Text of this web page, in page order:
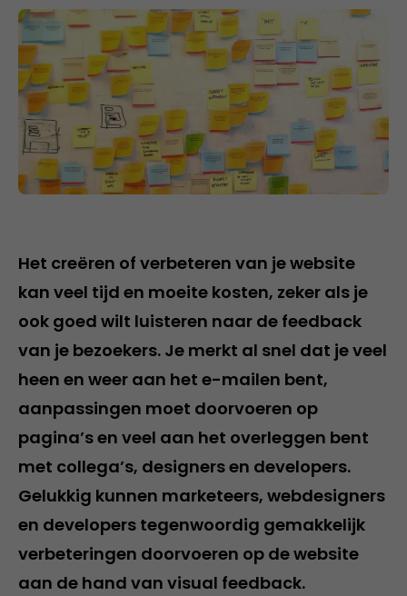
Het creëren of verbeteren van je website
kan veel tijd en moeite kosten, zeker als je
ook goed wilt luisteren naar de feedback
van je bezoekers. Je merkt al snel dat je veel
heen en weer aan het e-mailen bent,
aanpassingen moet doorvoeren op
pagina’s en veel aan het overleggen bent
met collega’s, designers en developers.
Gelukkig kunnen marketeers, webdesigners
en developers tegenwoordig gemakkelijk
verbeteringen doorvoeren op de website
aan de hand van visual feedback.